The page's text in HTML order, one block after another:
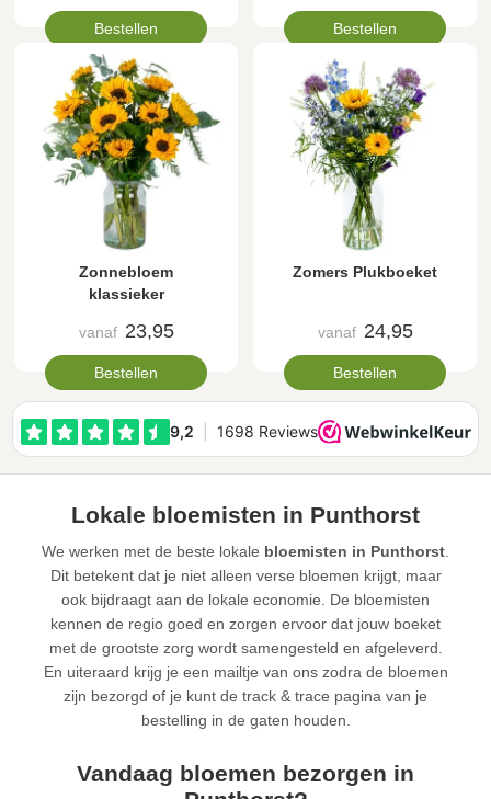
Bestellen Bestellen
Zonnebloem
klassieker
vanaf 23,95
Bestellen
Zomers Plukboeket
vanaf 24,95
Bestellen
Lokale bloemisten in Punthorst
We werken met de beste lokale bloemisten in Punthorst
Dit betekent dat je niet alleen verse bloemen krijgt, maar
ook bijdraagt aan de lokale economie. De bloemisten
kennen de regio goed en zorgen ervoor dat jouw boeket
met de grootste zorg wordt samengesteld en afgeleverd.
En uiteraard krijg je een mailtje van ons zodra de bloemen
zijn bezorgd of je kunt de track & trace pagina van je
bestelling in de gaten houden.
Vandaag bloemen bezorgen in